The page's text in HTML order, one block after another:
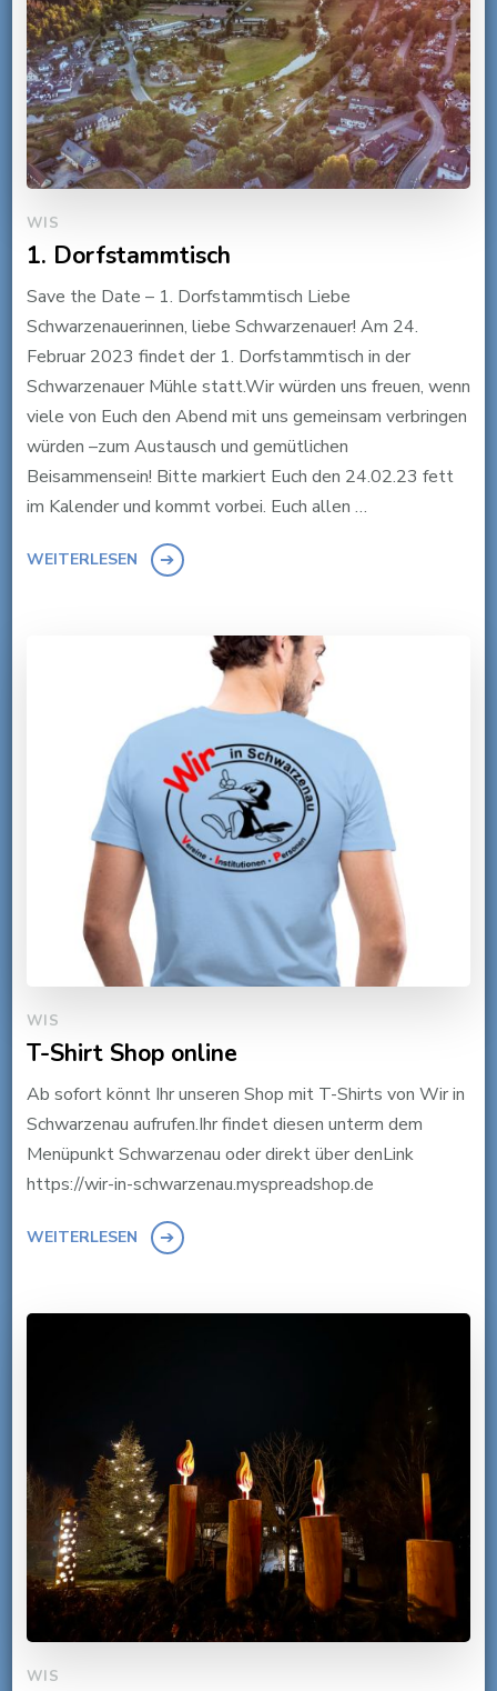
WIS
1. Dorfstammtisch
Save the Date – 1. Dorfstammtisch Liebe
Schwarzenauerinnen, liebe Schwarzenauer! Am 24.
Februar 2023 findet der 1. Dorfstammtisch in der
Schwarzenauer Mühle statt.Wir würden uns freuen, wenn
viele von Euch den Abend mit uns gemeinsam verbringen
würden –zum Austausch und gemütlichen
Beisammensein! Bitte markiert Euch den 24.02.23 fett
im Kalender und kommt vorbei. Euch allen …
WEITERLESEN
WIS
T-Shirt Shop online
Ab sofort könnt Ihr unseren Shop mit T-Shirts von Wir in
Schwarzenau aufrufen.Ihr findet diesen unterm dem
Menüpunkt Schwarzenau oder direkt über denLink
https://wir-in-schwarzenau.myspreadshop.de
WEITERLESEN
WIS